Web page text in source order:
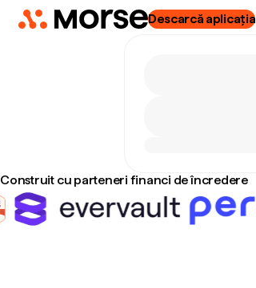
Descarcă aplicația
Construit cu parteneri financi de încredere